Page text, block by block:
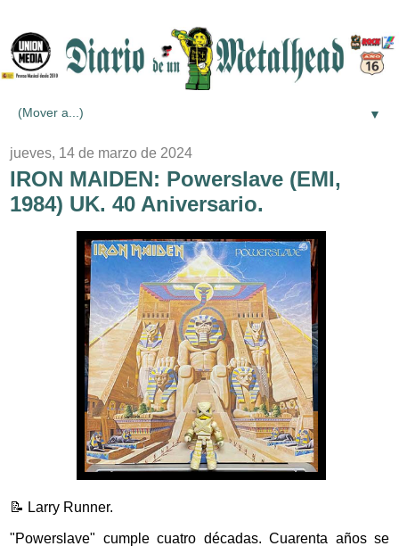
▼
jueves, 14 de marzo de 2024
IRON MAIDEN: Powerslave (EMI,
1984) UK. 40 Aniversario.
📝 Larry Runner.
"Powerslave" cumple cuatro décadas. Cuarenta años se